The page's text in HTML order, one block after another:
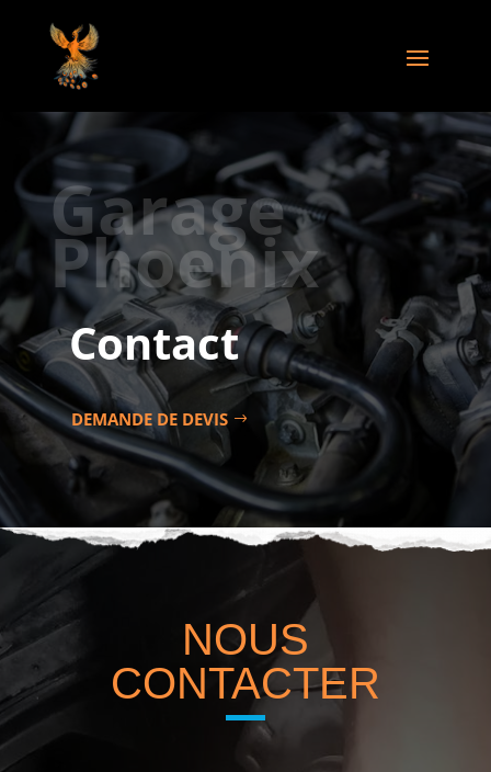
Garage
Phoenix
Contact
DEMANDE DE DEVIS
NOUS
CONTACTER